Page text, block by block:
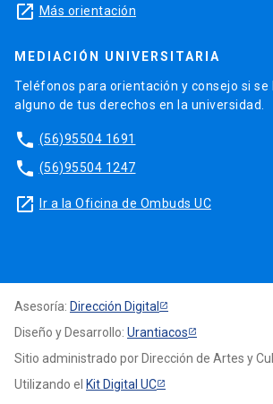
launch Más orientación
MEDIACIÓN UNIVERSITARIA
Teléfonos para orientación y consejo si se
alguno de tus derechos en la universidad.
phone (56)95504 1691
phone (56)95504 1247
launch Ir a la Oficina de Ombuds UC
Asesoría: Dirección Digital
Diseño y Desarrollo: Urantiacos
Sitio administrado por Dirección de Artes y
Utilizando el Kit Digital UC